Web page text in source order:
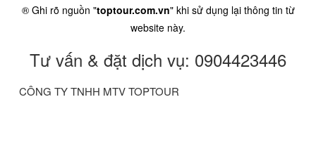
® Ghi rõ nguồn "toptour.com.vn" khi sử dụng lại thông tin từ
website này.
Tư vấn & đặt dịch vụ: 0904423446
CÔNG TY TNHH MTV TOPTOUR